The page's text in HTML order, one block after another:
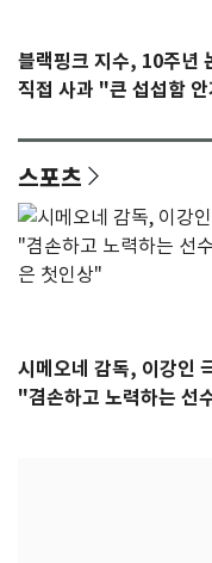
블랙핑크 지수, 10주년
직접 사과 "큰 섭섭함
스포츠
시메오네 감독, 이강인
"겸손하고 노력하는 선